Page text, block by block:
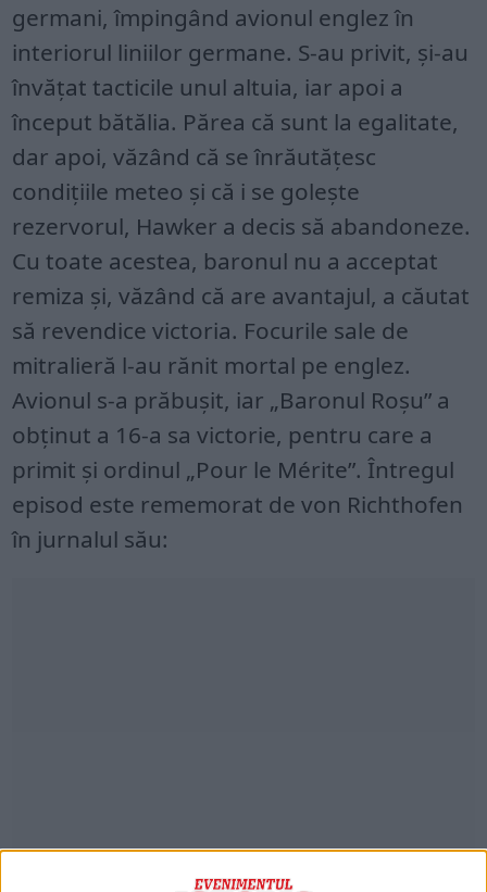
germani, împingând avionul englez în
interiorul liniilor germane. S-au privit, și-au
învățat tacticile unul altuia, iar apoi a
început bătălia. Părea că sunt la egalitate,
dar apoi, văzând că se înrăutățesc
condițiile meteo și că i se golește
rezervorul, Hawker a decis să abandoneze.
Cu toate acestea, baronul nu a acceptat
remiza și, văzând că are avantajul, a căutat
să revendice victoria. Focurile sale de
mitralieră l-au rănit mortal pe englez.
Avionul s-a prăbușit, iar „Baronul Roșu” a
obținut a 16-a sa victorie, pentru care a
primit și ordinul „Pour le Mérite”. Întregul
episod este rememorat de von Richthofen
în jurnalul său: